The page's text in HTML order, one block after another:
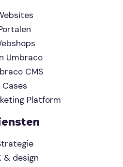
Umbraco
CMS
Cases
Platform
& design